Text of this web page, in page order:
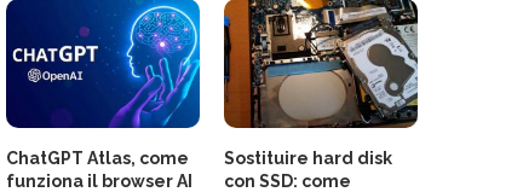
ChatGPT Atlas, come
funziona il browser AI
Sostituire hard disk
con SSD: come